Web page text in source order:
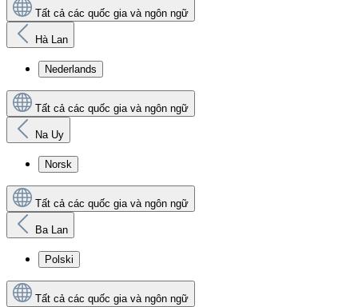
Tất cả các quốc gia và ngôn ngữ
Hà Lan
Nederlands
Tất cả các quốc gia và ngôn ngữ
Na Uy
Norsk
Tất cả các quốc gia và ngôn ngữ
Ba Lan
Polski
Tất cả các quốc gia và ngôn ngữ